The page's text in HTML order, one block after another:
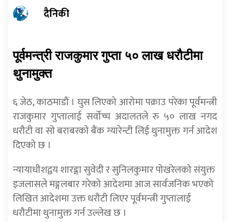
दैनिकी
पूर्वमन्त्री राजकुमार गुप्ता ५० लाख धरौटीमा
थुनामुक्त
६ जेठ, काठमाडौं । घुस लिएको आरोमा पक्राउ परेका पूर्वमन्त्री
राजकुमार गुप्तालाई सर्वोच्च अदालतले रु ५० लाख नगद
धरौटी वा सो बराबरको बैंक ग्यारेन्टी लिई थुनामुक्त गर्न आदेश
दिएको छ ।
न्यायाधीशद्वय शारङ्गा सुवेदी र सुनिलकुमार पोखरेलको संयुक्त
इजलासले मङ्गलबार गरेको आदेशमा आज सार्वजनिक भएको
लिखित आदेशमा उक्त धरौटी लिएर पूर्वमन्त्री गुप्तालाई
धरौटीमा थुनामुक्त गर्न उल्लेख छ ।